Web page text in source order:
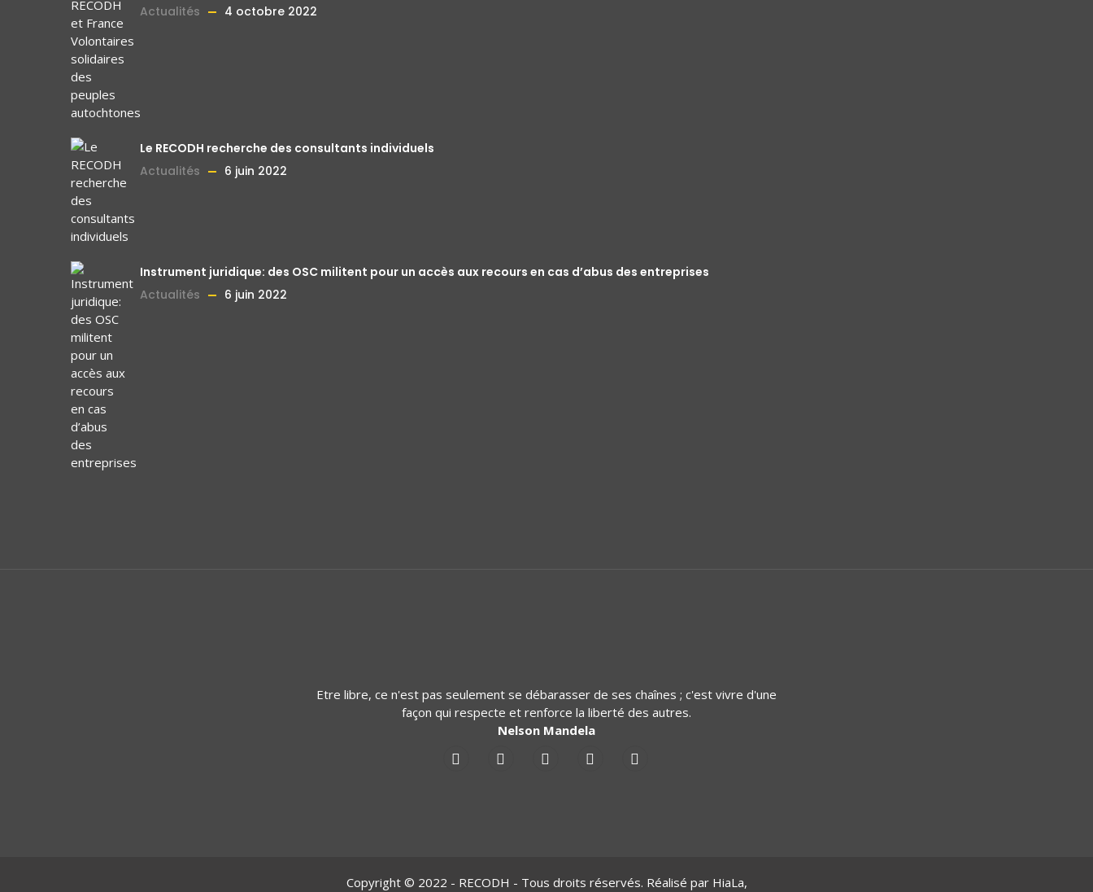
Actualités
4 octobre 2022
Le RECODH recherche des consultants individuels
Actualités
6 juin 2022
Instrument juridique: des OSC militent pour un accès aux recours en cas d’abus des entreprises
Actualités
6 juin 2022
Etre libre, ce n'est pas seulement se débarasser de ses chaînes ; c'est vivre d'une
façon qui respecte et renforce la liberté des autres.
Nelson Mandela
Copyright © 2022 - RECODH - Tous droits réservés. Réalisé par HiaLa,